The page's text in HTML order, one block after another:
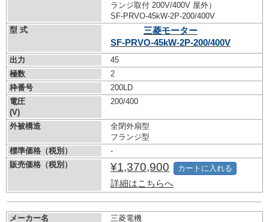
ランジ取付 200V/400V 屋外）
SF-PRVO-45kW-2P-200/400V
型 式
三菱モーター
SF-PRVO-45kW-2P-200/400V
出力
45
極数
2
枠番号
200LD
電圧
(V)
200/400
外被構造
全閉外扇型
フランジ型
標準価格（税別）
-
販売価格（税別）
¥1,370,900
詳細はこちらへ
カートに入れる
メーカー名
三菱電機